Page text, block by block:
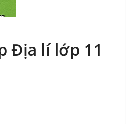
Địa lí lớp 11